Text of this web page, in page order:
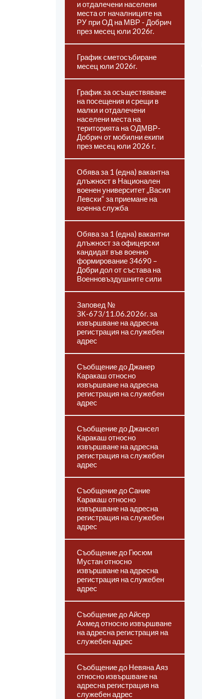
и отдалечени населени
места от началниците на
РУ при ОД на МВР - Добрич
през месец юли 2026г.
График сметосъбиране
месец юли 2026г.
График за осъществяване
на посещения и срещи в
малки и отдалечени
населени места на
територията на ОДМВР-
Добрич от мобилни екипи
през месец юли 2026 г.
Обява за 1 (една) вакантна
длъжност в Национален
военен университет „Васил
Левски“ за приемане на
военна служба
Обява за 1 (една) вакантни
длъжност за офицерски
кандидат във военно
формирование 34690 –
Добри дол от състава на
Военновъздушните сили
Заповед №
ЗК-673/11.06.2026г. за
извършване на адресна
регистрация на служебен
адрес
Съобщение до Джанер
Каракаш относно
извършване на адресна
регистрация на служебен
адрес
Съобщение до Джансел
Каракаш относно
извършване на адресна
регистрация на служебен
адрес
Съобщение до Сание
Каракаш относно
извършване на адресна
регистрация на служебен
адрес
Съобщение до Гюсюм
Мустан относно
извършване на адресна
регистрация на служебен
адрес
Съобщение до Айсер
Ахмед относно извършване
на адресна регистрация на
служебен адрес
Съобщение до Невяна Аяз
относно извършване на
адресна регистрация на
служебен адрес